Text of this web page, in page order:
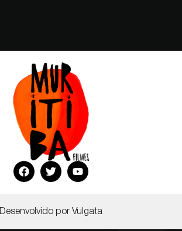
Desenvolvido por Vulgata